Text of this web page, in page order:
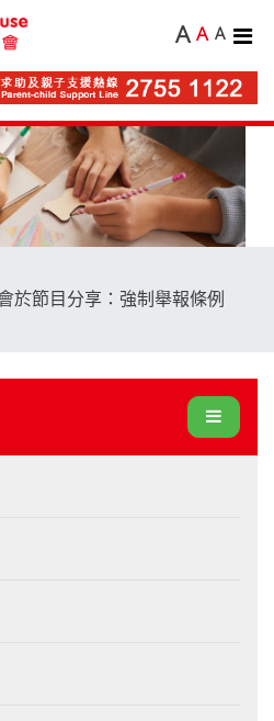
A A A
於節目分享：強制舉報條例